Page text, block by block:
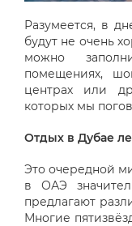
Разумеется, в
будут не очень
можно
помещениях,
центрах или
которых мы
Отдых в Дубае
Это очередной
в ОАЭ
предлагают
Многие